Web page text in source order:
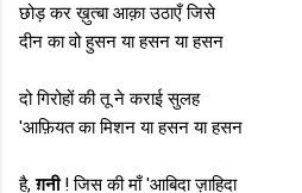
छोड़ कर ख़ुत्बा आक़ा उठाएँ जिसे
दीन का वो हुसन या हसन या हसन
दो गिरोहों की तू ने कराई सुलह
'आफ़ियत का मिशन या हसन या हसन
है,ग़नी! जिस की माँ 'आबिदा ज़ाहिदा